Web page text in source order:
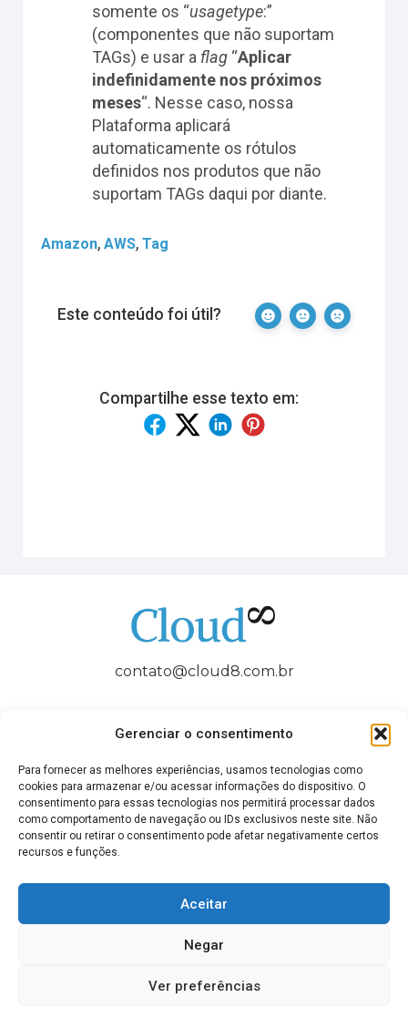
Gerenciar o consentimento
Para fornecer as melhores experiências, usamos tecnologias como
cookies para armazenar e/ou acessar informações do dispositivo. O
consentimento para essas tecnologias nos permitirá processar dados
como comportamento de navegação ou IDs exclusivos neste site. Não
consentir ou retirar o consentimento pode afetar negativamente certos
recursos e funções.
Aceitar
Negar
Ver preferências
somente os “usagetype:”
(componentes que não suportam
TAGs) e usar a flag “Aplicar
indefinidamente nos próximos
meses“. Nesse caso, nossa
Plataforma aplicará
automaticamente os rótulos
definidos nos produtos que não
suportam TAGs daqui por diante.
Amazon, AWS, Tag
Este conteúdo foi útil?
Compartilhe esse texto em:
contato@cloud8.com.br
QUEM SOMOS FAQ / AJUDA BLOG CONTATO
Termos de Uso Política de Privacidade
Disclaimer: AWS, images, and associated services are property
of Amazon Web Services Inc. and its affiliates. Azure, images, and
images, and associated services are property of Google Inc.
Technologies Co Ltd. Oracle, images, and associated services are